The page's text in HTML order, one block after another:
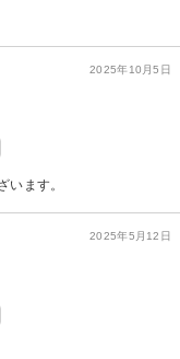
2025年10月5日
います。
2025年5月12日